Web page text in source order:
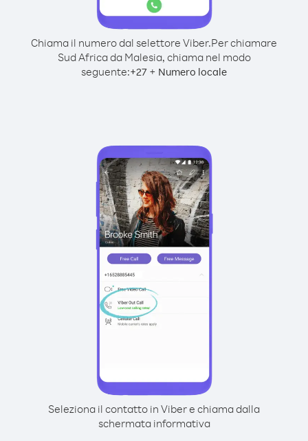
Chiama il numero dal selettore Viber.Per chiamare
Sud Africa da Malesia, chiama nel modo
seguente:+27 + Numero locale
Seleziona il contatto in Viber e chiama dalla
schermata informativa